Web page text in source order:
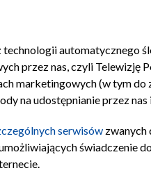
Moje zgody Pomoc
automatycznego
przez nas, czyli Telewizję
marketingowych (w tym
na udostępnianie przez
serwisów zwanych
świadczenie